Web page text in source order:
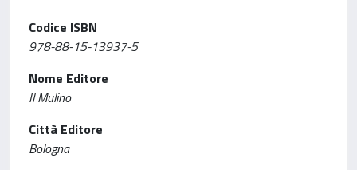
Codice ISBN
978-88-15-13937-5
Nome Editore
Il Mulino
Città Editore
Bologna